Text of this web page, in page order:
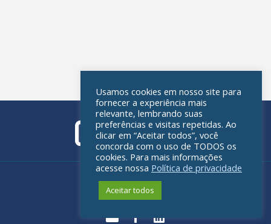
Política de privacidade
Usamos cookies em nosso site para
fornecer a experiência mais
relevante, lembrando suas
preferências e visitas repetidas. Ao
clicar em “Aceitar todos”, você
concorda com o uso de TODOS os
cookies. Para mais informações
acesse nossa Política de privacidade
Aceitar todos